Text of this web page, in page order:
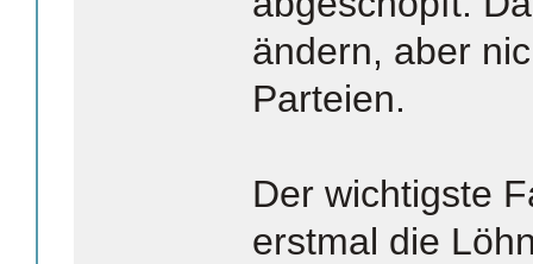
ändern, aber
Parteien.
Der wichtigste
erstmal die